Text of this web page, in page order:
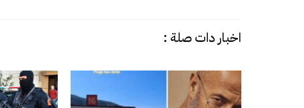
اخبار دات صلة :